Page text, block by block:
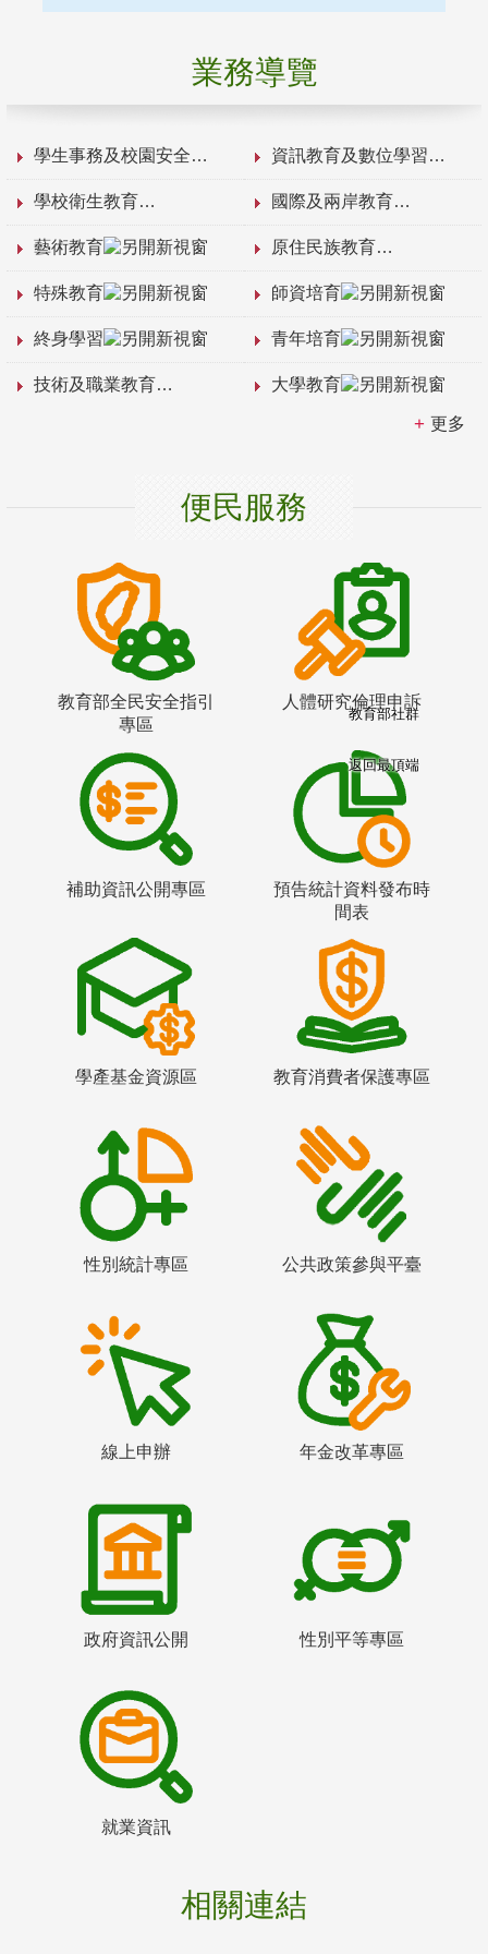
業務導覽
學生事務及校園安全 資訊教育及數位學習
學校衛生教育 國際及兩岸教育
藝術教育 原住民族教育
特殊教育 師資培育
終身學習 青年培育
技術及職業教育 大學教育
更多
便民服務
教育部全民安全指引
專區
人體研究倫理申訴
補助資訊公開專區
預告統計資料發布時
間表
學產基金資源區 教育消費者保護專區
性別統計專區 公共政策參與平臺
線上申辦 年金改革專區
政府資訊公開 性別平等專區
就業資訊
相關連結
教育部社群
返回最頂端